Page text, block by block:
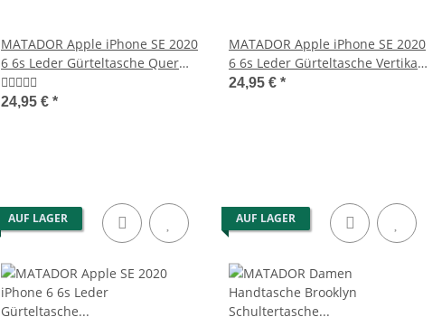
MATADOR Apple iPhone SE 2020
6 6s Leder Gürteltasche Quer
Braun
24,95 € *
MATADOR Apple iPhone SE 2020
6 6s Leder Gürteltasche Vertikal
Braun
24,95 € *
AUF LAGER AUF LAGER